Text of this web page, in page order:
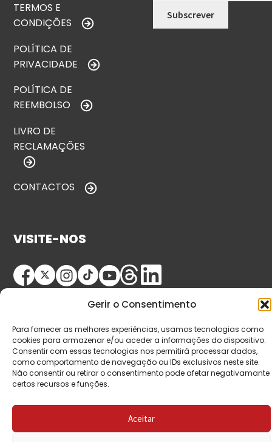
Gerir o Consentimento
Para fornecer as melhores experiências, usamos tecnologias como
cookies para armazenar e/ou aceder a informações do dispositivo.
Consentir com essas tecnologias nos permitirá processar dados,
como comportamento de navegação ou IDs exclusivos neste site.
Não consentir ou retirar o consentimento pode afetar negativamante
certos recursos e funções.
Aceitar
TERMOS E
CONDIÇÕES
POLÍTICA DE
PRIVACIDADE
POLÍTICA DE
REEMBOLSO
LIVRO DE
RECLAMAÇÕES
CONTACTOS
VISITE-NOS
© Copyright 2026 Saída de Emergência. Todos os
direitos reservados.